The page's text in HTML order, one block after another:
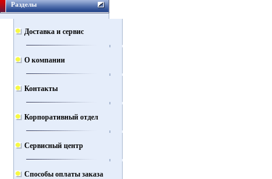
Разделы
Доставка и сервис
О компании
Контакты
Корпоративный отдел
Сервисный центр
Способы оплаты заказа